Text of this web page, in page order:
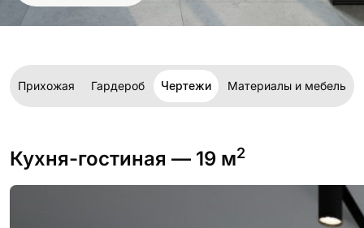
Прихожая Гардероб Чертежи Материалы и мебель
Кухня-гостиная — 19 м2